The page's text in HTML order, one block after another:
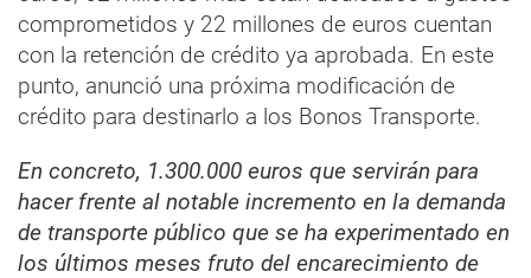
comprometidos y 22 millones de euros cuentan
con la retención de crédito ya aprobada. En este
punto, anunció una próxima modificación de
crédito para destinarlo a los Bonos Transporte.
En concreto, 1.300.000 euros que servirán para
hacer frente al notable incremento en la demanda
de transporte público que se ha experimentado en
los últimos meses fruto del encarecimiento de